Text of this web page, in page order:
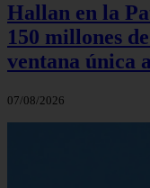
Hallan en la
150 millones
ventana única
07/08/2026